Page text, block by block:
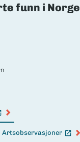
funn i Norge
Artsobservasjoner